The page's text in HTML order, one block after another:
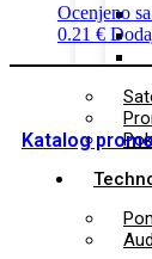
Ocenjeno
0.21 €
Katalog